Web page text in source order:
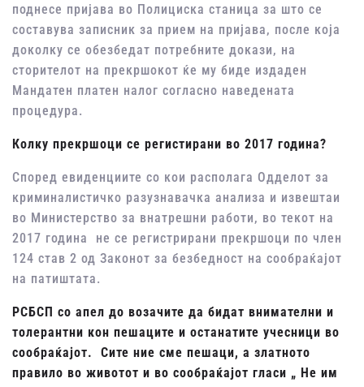
поднесе пријава во Полициска станица за што се
составува записник за прием на пријава, после која
доколку се обезбедат потребните докази, на
сторителот на прекршокот ќе му биде издаден
Мандатен платен налог согласно наведената
процедура.
Колку прекршоци се регистирани во 2017 година?
Според евиденциите со кои располага Одделот за
криминалистичко разузнавачка анализа и извештаи
во Министерство за внатрешни работи, во текот на
2017 година не се регистрирани прекршоци по член
124 став 2 од Законот за безбедност на сообраќајот
на патиштата.
РСБСП со апел до возачите да бидат внимателни и
толерантни кон пешаците и останатите учесници во
сообраќајот. Сите ние сме пешаци, а златното
правило во животот и во сообраќајот гласи „ Не им